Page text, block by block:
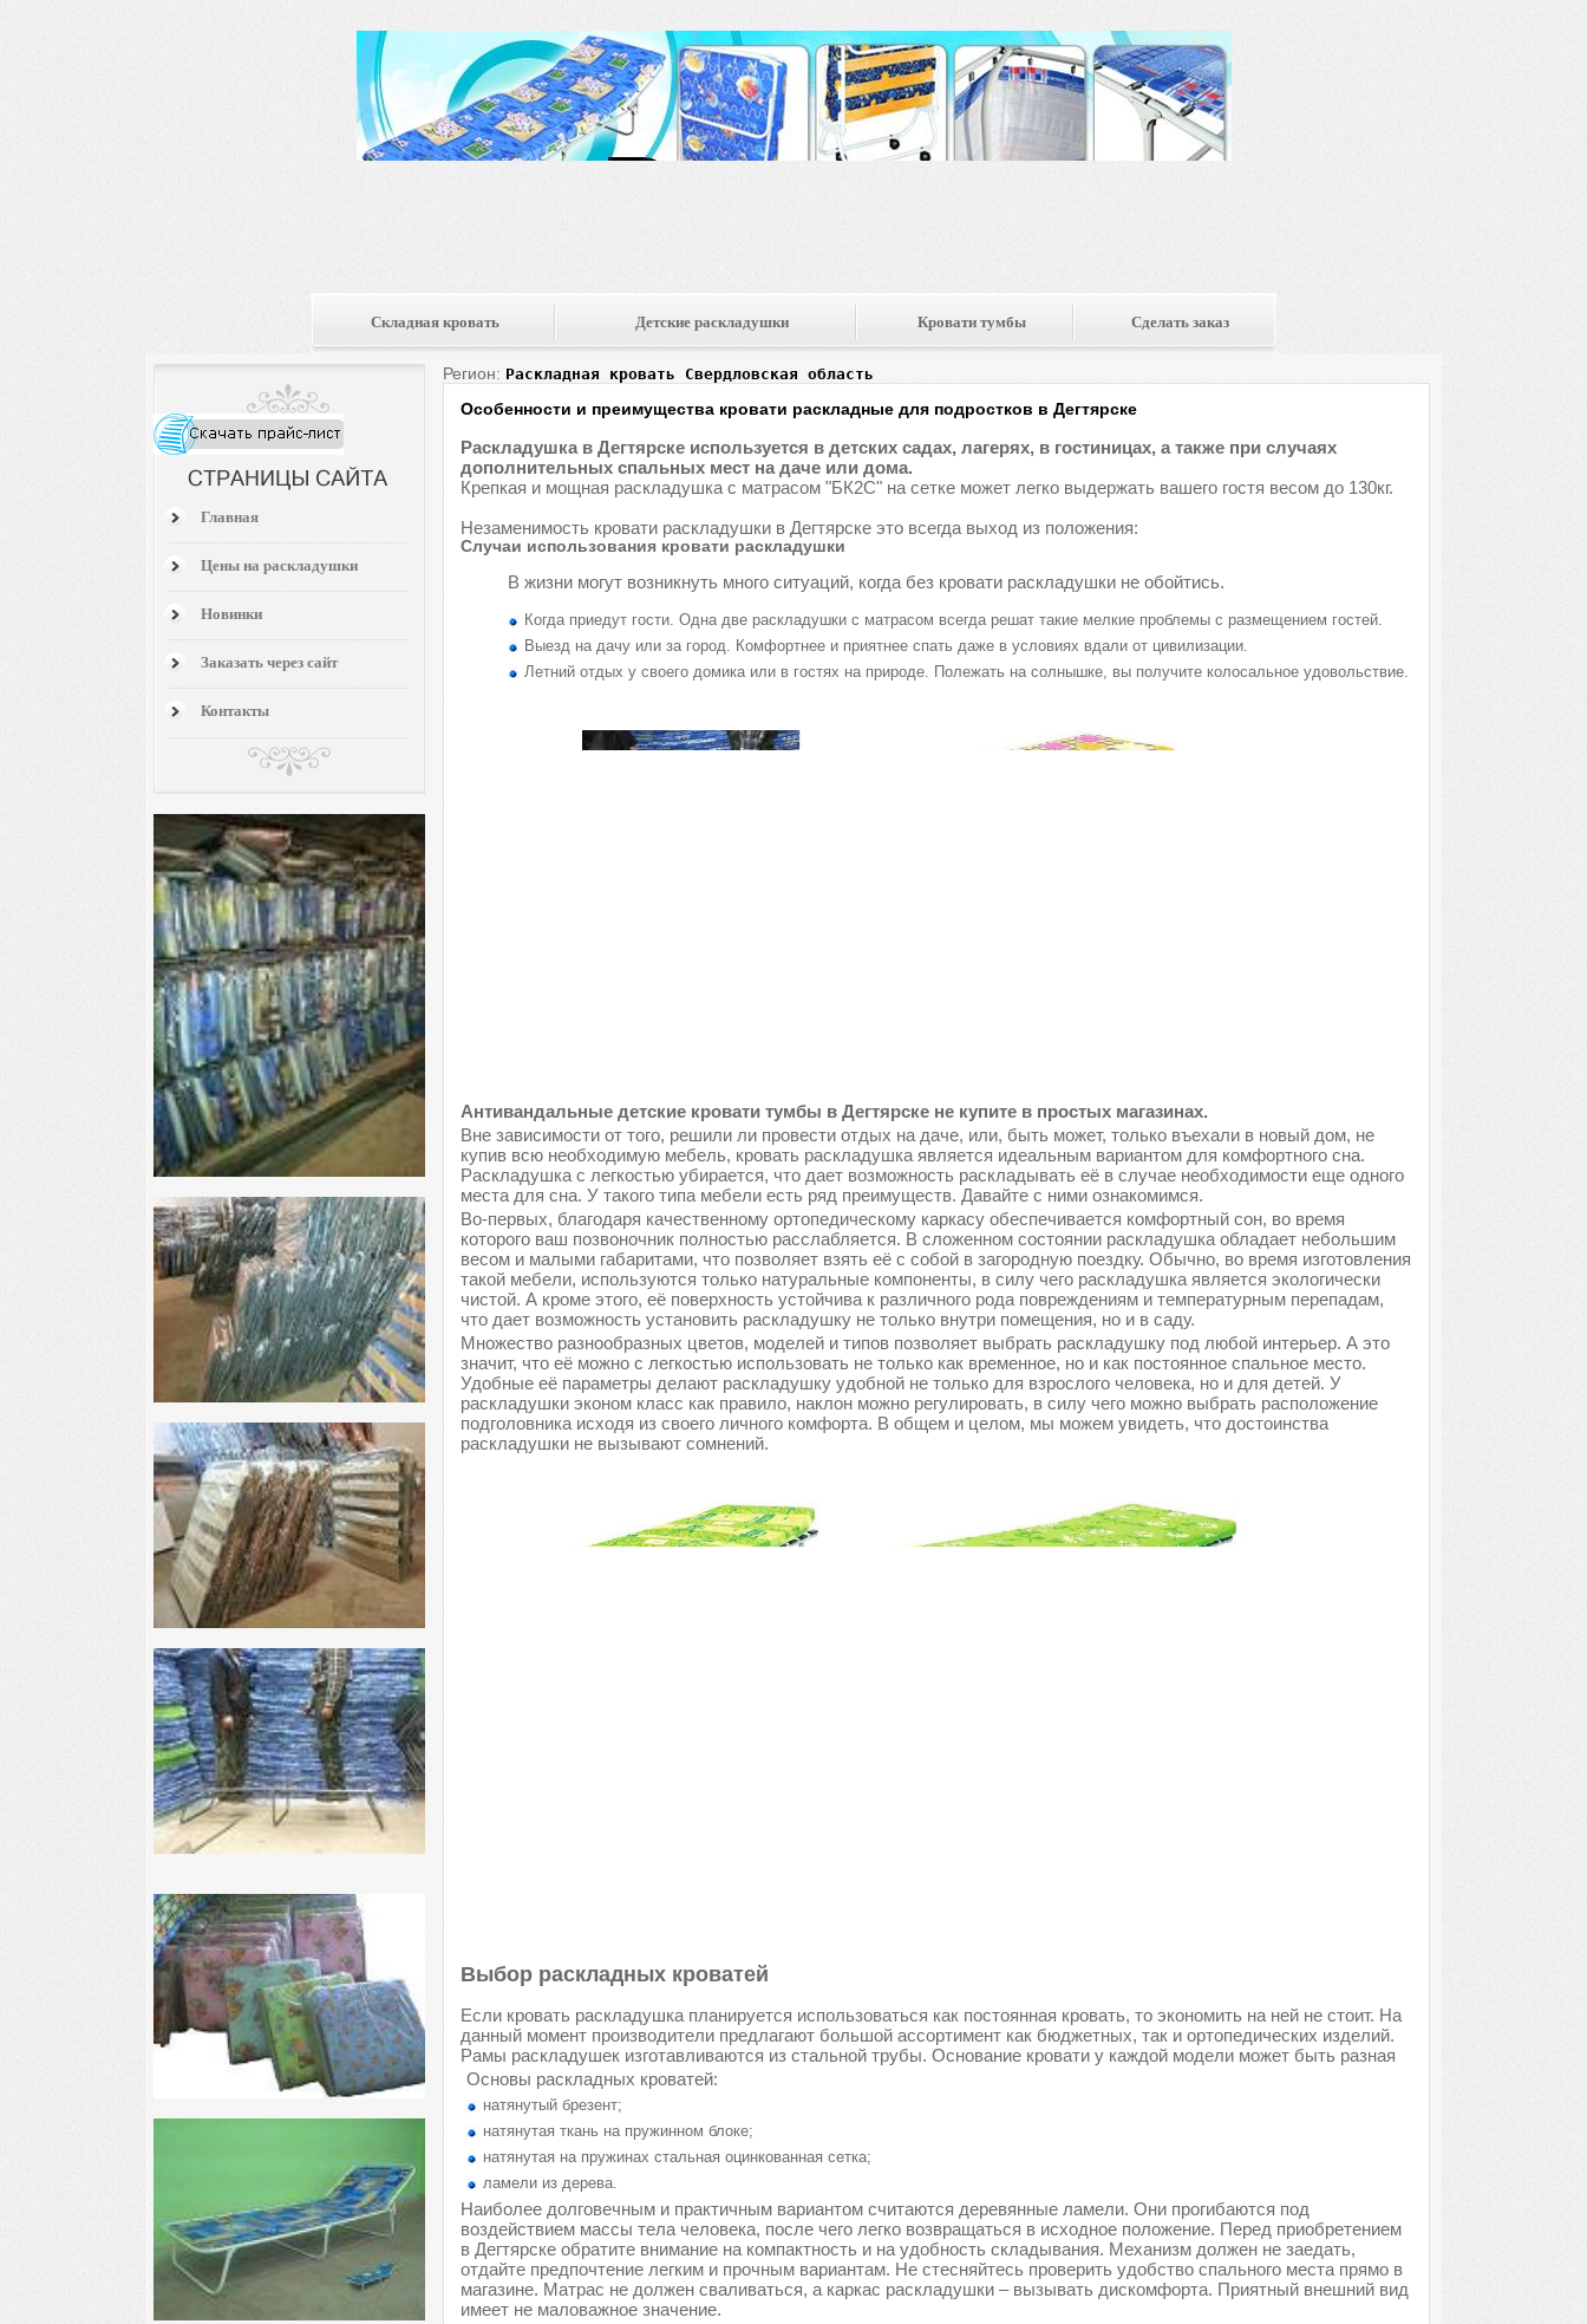
Складная кровать Детские раскладушки Кровати тумбы Сделать заказ
Главная
Цены на раскладушки
Новинки
Заказать через сайт
Контакты
Регион: Раскладная кровать Свердловская область
Особенности и преимущества кровати раскладные для подростков в Дегтярске
Раскладушка в Дегтярске используется в детских садах, лагерях, в гостиницах, а также при случаях
дополнительных спальных мест на даче или дома.
Крепкая и мощная раскладушка с матрасом "БК2С" на сетке может легко выдержать вашего гостя весом до 130кг.
Незаменимость кровати раскладушки в Дегтярске это всегда выход из положения:
Случаи использования кровати раскладушки
В жизни могут возникнуть много ситуаций, когда без кровати раскладушки не обойтись.
Когда приедут гости. Одна две раскладушки с матрасом всегда решат такие мелкие проблемы с размещением гостей.
Выезд на дачу или за город. Комфортнее и приятнее спать даже в условиях вдали от цивилизации.
Летний отдых у своего домика или в гостях на природе. Полежать на солнышке, вы получите колосальное удовольствие.
Антивандальные детские кровати тумбы в Дегтярске не купите в простых магазинах.
Вне зависимости от того, решили ли провести отдых на даче, или, быть может, только въехали в новый дом, не
купив всю необходимую мебель, кровать раскладушка является идеальным вариантом для комфортного сна.
Раскладушка с легкостью убирается, что дает возможность раскладывать её в случае необходимости еще одного
места для сна. У такого типа мебели есть ряд преимуществ. Давайте с ними ознакомимся.
Во-первых, благодаря качественному ортопедическому каркасу обеспечивается комфортный сон, во время
которого ваш позвоночник полностью расслабляется. В сложенном состоянии раскладушка обладает небольшим
весом и малыми габаритами, что позволяет взять её с собой в загородную поездку. Обычно, во время изготовления
такой мебели, используются только натуральные компоненты, в силу чего раскладушка является экологически
чистой. А кроме этого, её поверхность устойчива к различного рода повреждениям и температурным перепадам,
что дает возможность установить раскладушку не только внутри помещения, но и в саду.
Множество разнообразных цветов, моделей и типов позволяет выбрать раскладушку под любой интерьер. А это
значит, что её можно с легкостью использовать не только как временное, но и как постоянное спальное место.
Удобные её параметры делают раскладушку удобной не только для взрослого человека, но и для детей. У
раскладушки эконом класс как правило, наклон можно регулировать, в силу чего можно выбрать расположение
подголовника исходя из своего личного комфорта. В общем и целом, мы можем увидеть, что достоинства
раскладушки не вызывают сомнений.
Выбор раскладных кроватей
Если кровать раскладушка планируется использоваться как постоянная кровать, то экономить на ней не стоит. На
данный момент производители предлагают большой ассортимент как бюджетных, так и ортопедических изделий.
Рамы раскладушек изготавливаются из стальной трубы. Основание кровати у каждой модели может быть разная
Основы раскладных кроватей:
натянутый брезент;
натянутая ткань на пружинном блоке;
натянутая на пружинах стальная оцинкованная сетка;
ламели из дерева.
Наиболее долговечным и практичным вариантом считаются деревянные ламели. Они прогибаются под
воздействием массы тела человека, после чего легко возвращаться в исходное положение. Перед приобретением
в Дегтярске обратите внимание на компактность и на удобность складывания. Механизм должен не заедать,
отдайте предпочтение легким и прочным вариантам. Не стесняйтесь проверить удобство спального места прямо в
магазине. Матрас не должен сваливаться, а каркас раскладушки – вызывать дискомфорта. Приятный внешний вид
имеет не маловажное значение.